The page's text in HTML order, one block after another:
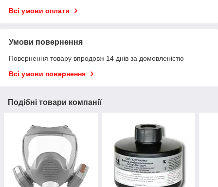
Всі умови оплати
Умови повернення
Повернення товару впродовж 14 днів за домовленістю
Всі умови повернення
Подібні товари компанії